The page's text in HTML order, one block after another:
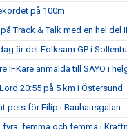
på 100m
Track & Talk med en hel del
är det Folksam GP i
IFKare anmälda till SAYO i
20:55 på 5 km i Östersund
pers för Filip i Bauhausgalan
fyra, femma och femma i